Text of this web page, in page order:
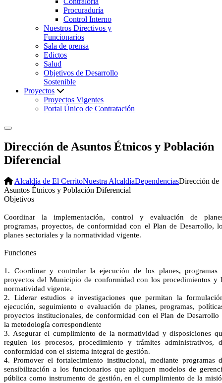
Procuraduría
Control Interno
Nuestros Directivos y
Funcionarios
Sala de prensa
Edictos
Salud
Objetivos de Desarrollo
Sostenible
Proyectos
Proyectos Vigentes
Portal Único de Contratación
Dirección de Asuntos Étnicos y Población
Diferencial
Alcaldía de El CerritoNuestra AlcaldíaDependenciasDirección de
Asuntos Étnicos y Población Diferencial
​Objetivos
Coordinar la implementación, control y evaluación de
programas, proyectos, de conformidad con el Plan de Desarrollo,
planes sectoriales y la normatividad vigente.
Funciones
1. Coordinar y controlar la ejecución de los planes, programas
proyectos del Municipio de conformidad con los procedimientos y
normatividad vigente.
2. Liderar estudios e investigaciones que permitan la
ejecución, seguimiento o evaluación de planes, programas,
proyectos institucionales, de conformidad con el Plan de Desarrollo
la metodología correspondiente
3. Asegurar el cumplimiento de la normatividad y disposiciones
regulen los procesos, procedimiento y trámites administrativos,
conformidad con el sistema integral de gestión.
4. Promover el fortalecimiento institucional, mediante programas
sensibilización a los funcionarios que apliquen modelos de
pública como instrumento de gestión, en el cumplimiento de la